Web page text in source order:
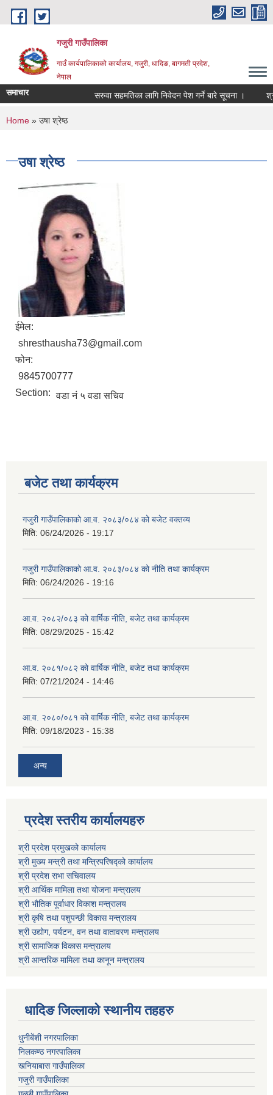
Skip to main content
गजुरी गाउँपालिका
गाउँ कार्यपालिकाको कार्यालय, गजुरी, धादिङ, बागमती प्रदेश,
नेपाल
समाचार सरुवा सहमतिका लागि निवेदन पेश गर्ने बारे सूचना ।
You are here
Home » उषा श्रेष्ठ
उषा श्रेष्ठ
ईमेल:
shresthausha73@gmail.com
फोन:
9845700777
Section: वडा नं ५ वडा सचिव
बजेट तथा कार्यक्रम
गजुरी गाउँपालिकाको आ.व. २०८३/०८४ को बजेट वक्तव्य
मिति: 06/24/2026 - 19:17
गजुरी गाउँपालिकाको आ.व. २०८३/०८४ को नीति तथा कार्यक्रम
मिति: 06/24/2026 - 19:16
आ.व. २०८२/०८३ को वार्षिक नीति, बजेट तथा कार्यक्रम
मिति: 08/29/2025 - 15:42
आ.व. २०८१/०८२ को वार्षिक नीति, बजेट तथा कार्यक्रम
मिति: 07/21/2024 - 14:46
आ.व. २०८०/०८१ को वार्षिक नीति, बजेट तथा कार्यक्रम
मिति: 09/18/2023 - 15:38
अन्य
प्रदेश स्तरीय कार्यालयहरु
श्री प्रदेश प्रमुखको कार्यालय
श्री मुख्य मन्त्री तथा मन्त्रिपरिषद्को कार्यालय
श्री प्रदेश सभा सचिवालय
श्री आर्थिक मामिला तथा योजना मन्त्रालय
श्री भौतिक पूर्वाधार विकाश मन्त्रालय
श्री कृषि तथा पशुपन्छी विकास मन्त्रालय
श्री उद्योग, पर्यटन, वन तथा वातावरण मन्त्रालय
श्री सामाजिक विकास मन्त्रालय
श्री आन्तरिक मामिला तथा कानून मन्त्रालय
धादिङ जिल्लाकाे स्थानीय तहहरु
धुनीबेंशी नगरपालिका
निलकण्ठ नगरपालिका
खनियाबास गाउँपालिका
गजुरी गाउँपालिका